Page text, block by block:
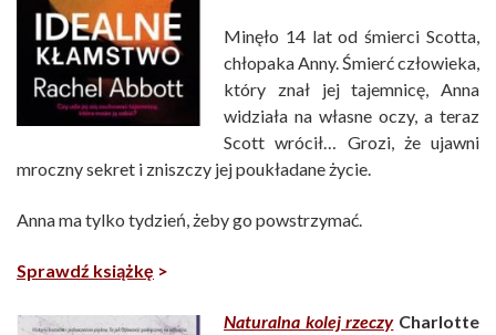
Minęło 14 lat od śmierci Scotta,
chłopaka Anny. Śmierć człowieka,
który znał jej tajemnicę, Anna
widziała na własne oczy, a teraz
Scott wrócił… Grozi, że ujawni
mroczny sekret i zniszczy jej poukładane życie.
Anna ma tylko tydzień, żeby go powstrzymać.
Sprawdź książkę >
Naturalna kolej rzeczyCharlotte